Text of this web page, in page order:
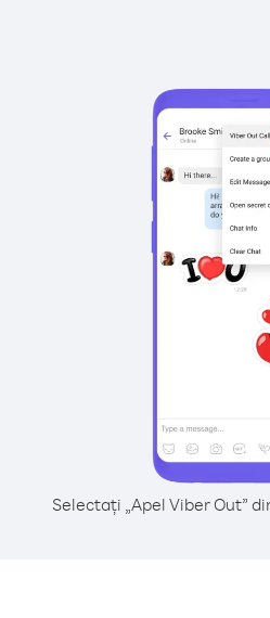
Selectați „Apel Viber Out”